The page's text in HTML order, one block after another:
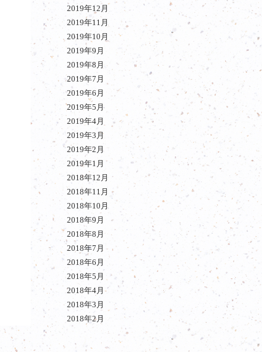
2019年12月
2019年11月
2019年10月
2019年9月
2019年8月
2019年7月
2019年6月
2019年5月
2019年4月
2019年3月
2019年2月
2019年1月
2018年12月
2018年11月
2018年10月
2018年9月
2018年8月
2018年7月
2018年6月
2018年5月
2018年4月
2018年3月
2018年2月